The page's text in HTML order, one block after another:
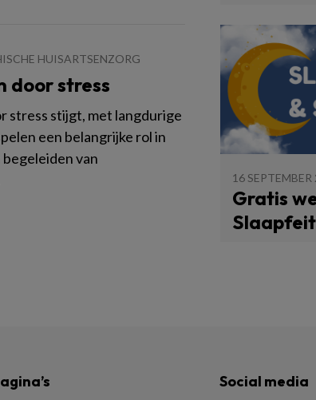
HUISARTSENZORG
door stress
stress stijgt, met langdurige
een belangrijke rol in
van
16 SEPTEMBER
Gratis
Social media